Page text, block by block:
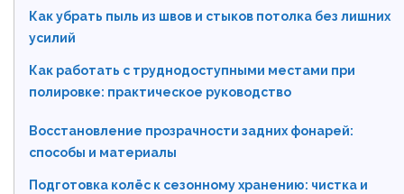
Как убрать пыль из швов и стыков потолка без лишних
усилий
Как работать с труднодоступными местами при
полировке: практическое руководство
Восстановление прозрачности задних фонарей:
способы и материалы
Подготовка колёс к сезонному хранению: чистка и